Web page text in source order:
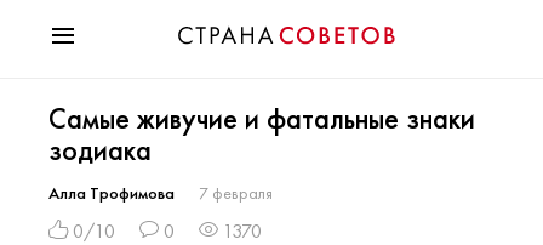
Мода
Звезды
Гороскопы
Здоровье
Самые живучие и фатальные знаки
зодиака
Алла Трофимова 7 февраля
0/10 0 1370